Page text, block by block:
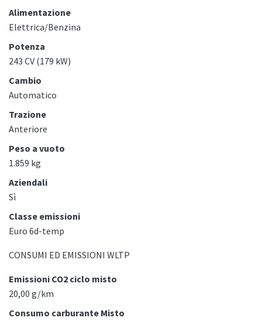
Alimentazione
Elettrica/Benzina
Potenza
243 CV (179 kW)
Cambio
Automatico
Trazione
Anteriore
Peso a vuoto
1.859 kg
Aziendali
Sì
Classe emissioni
Euro 6d-temp
CONSUMI ED EMISSIONI WLTP
Emissioni CO2 ciclo misto
20,00 g/km
Consumo carburante Misto